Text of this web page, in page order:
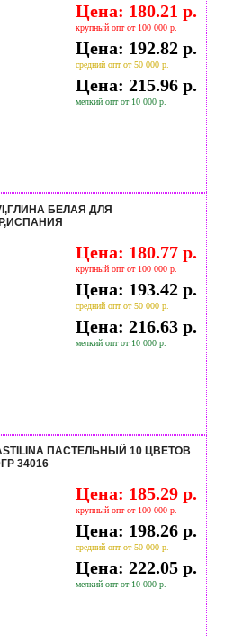
Цена: 180.21 р.
крупный опт от 100 000 р.
Цена: 192.82 р.
средний опт от 50 000 р.
Цена: 215.96 р.
мелкий опт от 10 000 р.
БЕЛАЯ ДЛЯ
Цена: 180.77 р.
крупный опт от 100 000 р.
Цена: 193.42 р.
средний опт от 50 000 р.
Цена: 216.63 р.
мелкий опт от 10 000 р.
ПАСТЕЛЬНЫЙ 10 ЦВЕТОВ
34016
Цена: 185.29 р.
крупный опт от 100 000 р.
Цена: 198.26 р.
средний опт от 50 000 р.
Цена: 222.05 р.
мелкий опт от 10 000 р.